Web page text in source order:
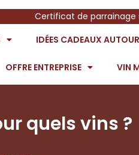
Certificat de parrainage
IDÉES CADEAUX
OFFRE ENTREPRISE VIN
quels vins ?